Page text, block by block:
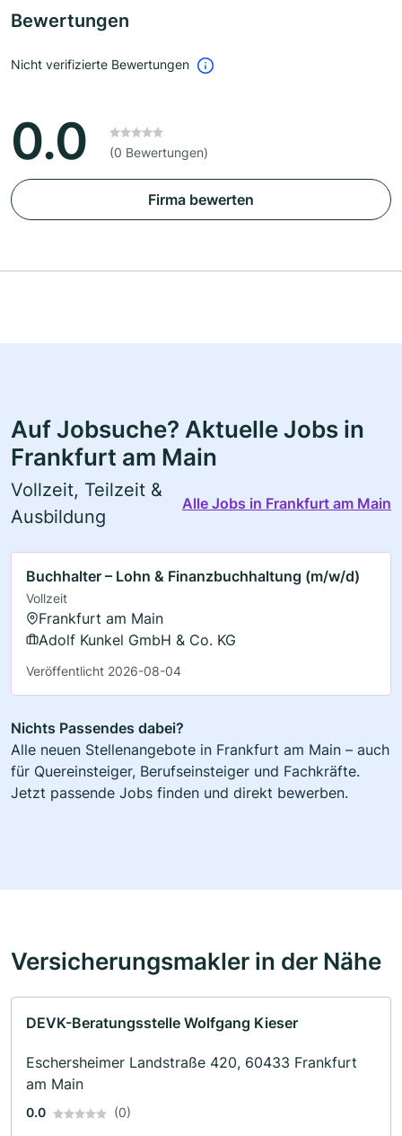
Bewertungen
Nicht verifizierte Bewertungen
0.0 (0 Bewertungen)
Firma bewerten
Auf Jobsuche? Aktuelle Jobs in
Frankfurt am Main
Vollzeit, Teilzeit &
Ausbildung
Alle Jobs in Frankfurt am Main
Buchhalter – Lohn & Finanzbuchhaltung (m/w/d)
Vollzeit
Frankfurt am Main
Adolf Kunkel GmbH & Co. KG
Veröffentlicht 2026-08-04
Nichts Passendes dabei?
Alle neuen Stellenangebote in Frankfurt am Main – auch
für Quereinsteiger, Berufseinsteiger und Fachkräfte.
Jetzt passende Jobs finden und direkt bewerben.
Versicherungsmakler in der Nähe
DEVK-Beratungsstelle Wolfgang Kieser
Eschersheimer Landstraße 420, 60433 Frankfurt
am Main
0.0 (0)